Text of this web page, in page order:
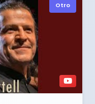
Otro